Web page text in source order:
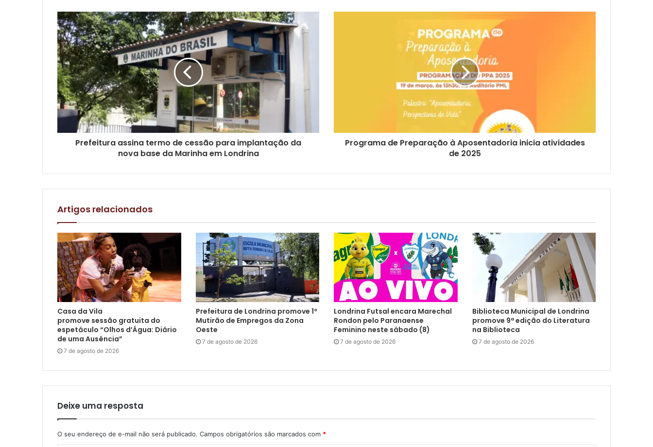
Prefeitura assina termo de cessão para implantação da
nova base da Marinha em Londrina
Programa de Preparação à Aposentadoria inicia atividades
de 2025
Artigos relacionados
Casa da Vila
promove sessão gratuita do
espetáculo “Olhos d’Água: Diário
de uma Ausência”
7 de agosto de 2026
Prefeitura de Londrina promove 1º
Mutirão de Empregos da Zona
Oeste
7 de agosto de 2026
Londrina Futsal encara Marechal
Rondon pelo Paranaense
Feminino neste sábado (8)
7 de agosto de 2026
Biblioteca Municipal de Londrina
promove 9ª edição do Literatura
na Biblioteca
7 de agosto de 2026
Deixe uma resposta
O seu endereço de e-mail não será publicado. Campos obrigatórios são marcados com *